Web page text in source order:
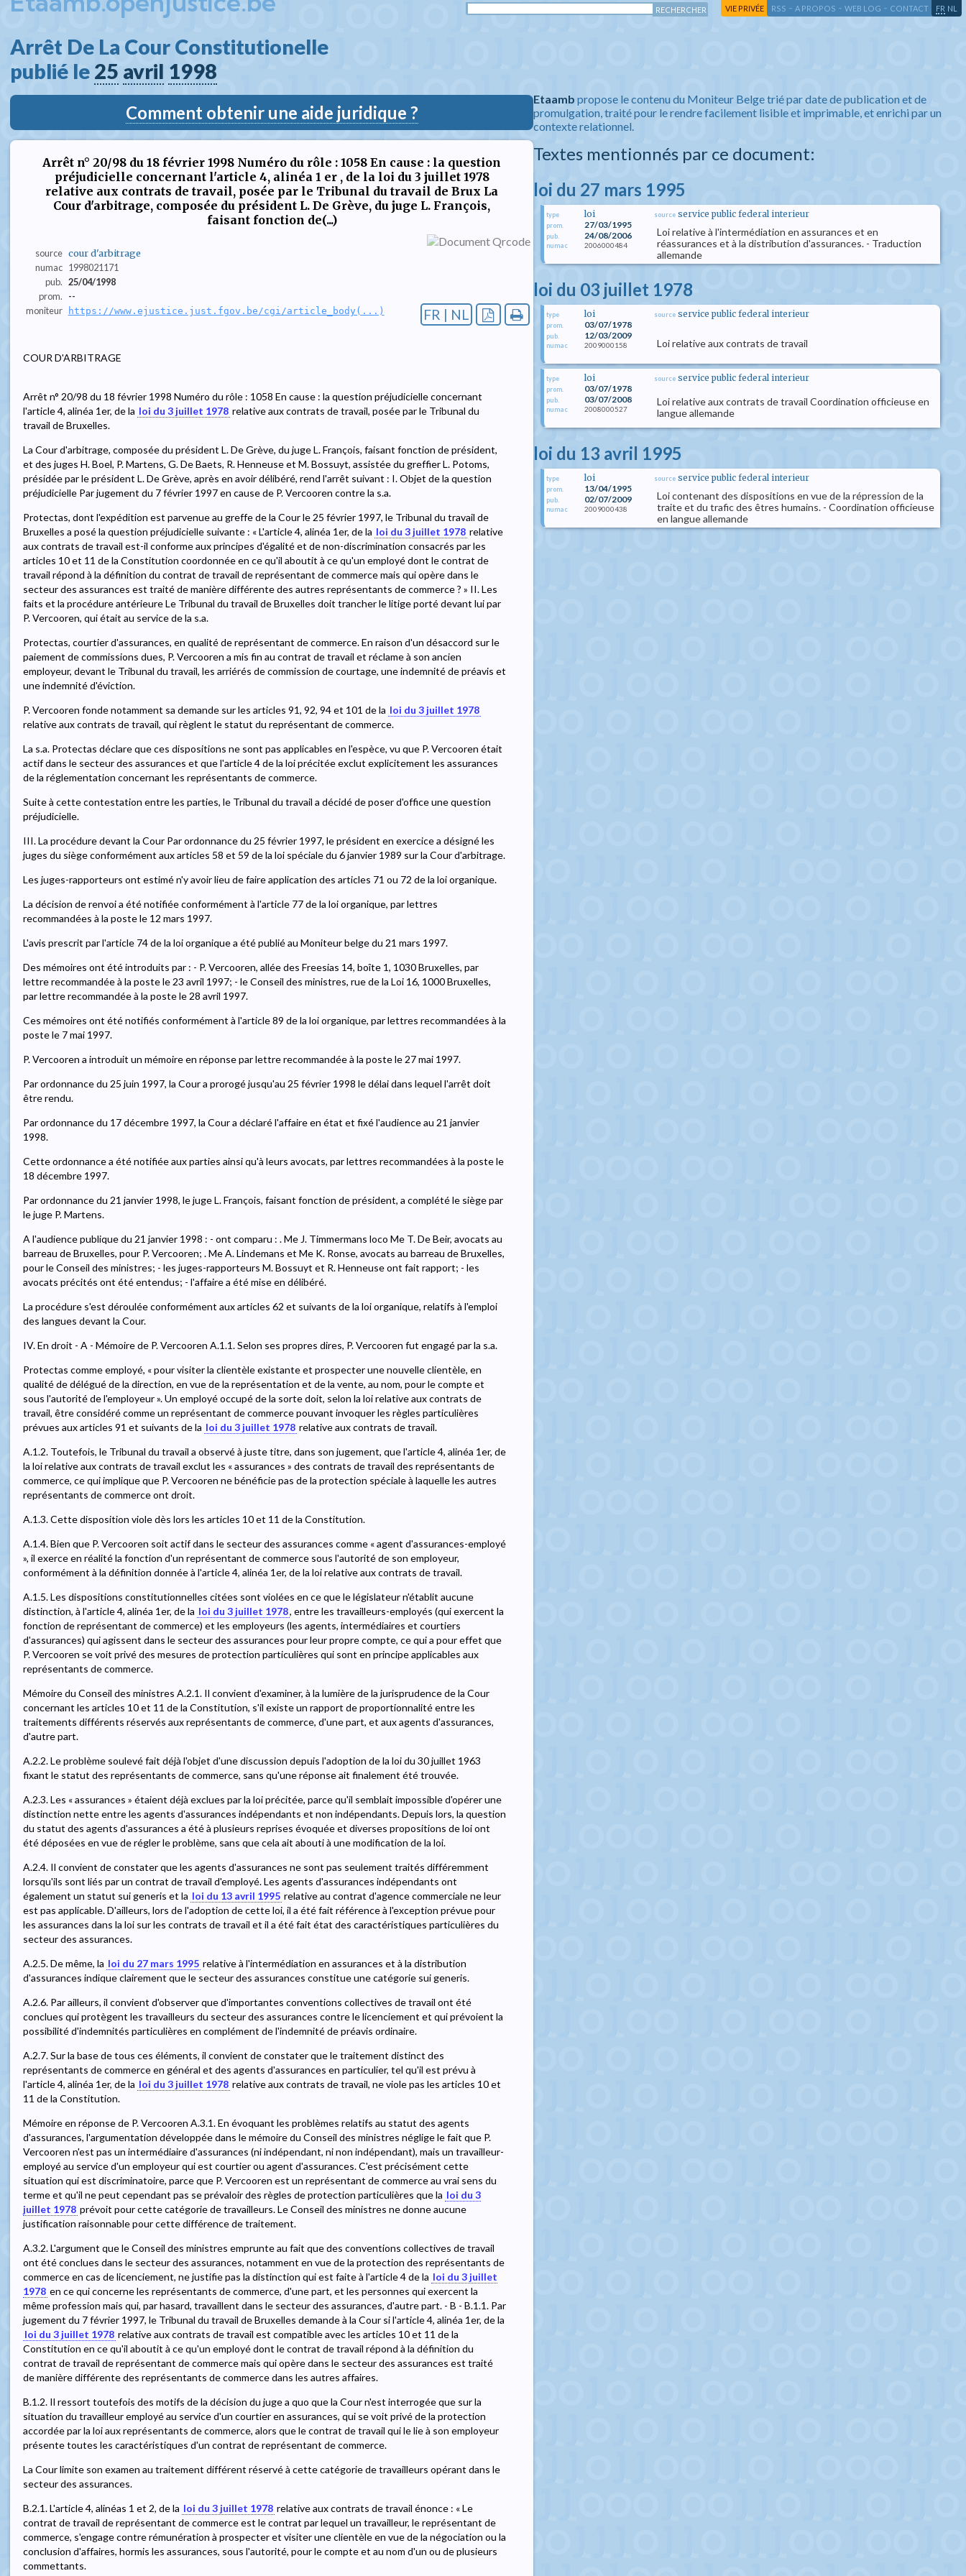
VIE PRIVÉE RSS - A PROPOS - WEB LOG - CONTACT FR NL
Arrêt De La Cour Constitutionelle
publié le 25 avril 1998
Comment obtenir une aide juridique ?
Arrêt n° 20/98 du 18 février 1998 Numéro du rôle : 1058 En cause : la question
préjudicielle concernant l'article 4, alinéa 1 er , de la loi du 3 juillet 1978
relative aux contrats de travail, posée par le Tribunal du travail de Brux La
Cour d'arbitrage, composée du président L. De Grève, du juge L. François,
faisant fonction de(...)
source cour d'arbitrage
numac 1998021171
pub. 25/04/1998
prom.
--
moniteur
https://www.ejustice.just.fgov.be/cgi/article_body(...) FR | NL
COUR D'ARBITRAGE
Arrêt n° 20/98 du 18 février 1998 Numéro du rôle : 1058 En cause : la question préjudicielle concernant
l'article 4, alinéa 1er, de la loi du 3 juillet 1978 relative aux contrats de travail, posée par le Tribunal du
travail de Bruxelles.
La Cour d'arbitrage, composée du président L. De Grève, du juge L. François, faisant fonction de président,
et des juges H. Boel, P. Martens, G. De Baets, R. Henneuse et M. Bossuyt, assistée du greffier L. Potoms,
présidée par le président L. De Grève, après en avoir délibéré, rend l'arrêt suivant : I. Objet de la question
préjudicielle Par jugement du 7 février 1997 en cause de P. Vercooren contre la s.a.
Protectas, dont l'expédition est parvenue au greffe de la Cour le 25 février 1997, le Tribunal du travail de
Bruxelles a posé la question préjudicielle suivante : « L'article 4, alinéa 1er, de la loi du 3 juillet 1978 relative
aux contrats de travail est-il conforme aux principes d'égalité et de non-discrimination consacrés par les
articles 10 et 11 de la Constitution coordonnée en ce qu'il aboutit à ce qu'un employé dont le contrat de
travail répond à la définition du contrat de travail de représentant de commerce mais qui opère dans le
secteur des assurances est traité de manière différente des autres représentants de commerce ? » II. Les
faits et la procédure antérieure Le Tribunal du travail de Bruxelles doit trancher le litige porté devant lui par
P. Vercooren, qui était au service de la s.a.
Protectas, courtier d'assurances, en qualité de représentant de commerce. En raison d'un désaccord sur le
paiement de commissions dues, P. Vercooren a mis fin au contrat de travail et réclame à son ancien
employeur, devant le Tribunal du travail, les arriérés de commission de courtage, une indemnité de préavis et
une indemnité d'éviction.
P. Vercooren fonde notamment sa demande sur les articles 91, 92, 94 et 101 de la loi du 3 juillet 1978
relative aux contrats de travail, qui règlent le statut du représentant de commerce.
La s.a. Protectas déclare que ces dispositions ne sont pas applicables en l'espèce, vu que P. Vercooren était
actif dans le secteur des assurances et que l'article 4 de la loi précitée exclut explicitement les assurances
de la réglementation concernant les représentants de commerce.
Suite à cette contestation entre les parties, le Tribunal du travail a décidé de poser d'office une question
préjudicielle.
III. La procédure devant la Cour Par ordonnance du 25 février 1997, le président en exercice a désigné les
juges du siège conformément aux articles 58 et 59 de la loi spéciale du 6 janvier 1989 sur la Cour d'arbitrage.
Les juges-rapporteurs ont estimé n'y avoir lieu de faire application des articles 71 ou 72 de la loi organique.
La décision de renvoi a été notifiée conformément à l'article 77 de la loi organique, par lettres
recommandées à la poste le 12 mars 1997.
L'avis prescrit par l'article 74 de la loi organique a été publié au Moniteur belge du 21 mars 1997.
Des mémoires ont été introduits par : - P. Vercooren, allée des Freesias 14, boîte 1, 1030 Bruxelles, par
lettre recommandée à la poste le 23 avril 1997; - le Conseil des ministres, rue de la Loi 16, 1000 Bruxelles,
par lettre recommandée à la poste le 28 avril 1997.
Ces mémoires ont été notifiés conformément à l'article 89 de la loi organique, par lettres recommandées à la
poste le 7 mai 1997.
P. Vercooren a introduit un mémoire en réponse par lettre recommandée à la poste le 27 mai 1997.
Par ordonnance du 25 juin 1997, la Cour a prorogé jusqu'au 25 février 1998 le délai dans lequel l'arrêt doit
être rendu.
Par ordonnance du 17 décembre 1997, la Cour a déclaré l'affaire en état et fixé l'audience au 21 janvier
1998.
Cette ordonnance a été notifiée aux parties ainsi qu'à leurs avocats, par lettres recommandées à la poste le
18 décembre 1997.
Par ordonnance du 21 janvier 1998, le juge L. François, faisant fonction de président, a complété le siège par
le juge P. Martens.
A l'audience publique du 21 janvier 1998 : - ont comparu : . Me J. Timmermans loco Me T. De Beir, avocats au
barreau de Bruxelles, pour P. Vercooren; . Me A. Lindemans et Me K. Ronse, avocats au barreau de Bruxelles,
pour le Conseil des ministres; - les juges-rapporteurs M. Bossuyt et R. Henneuse ont fait rapport; - les
avocats précités ont été entendus; - l'affaire a été mise en délibéré.
La procédure s'est déroulée conformément aux articles 62 et suivants de la loi organique, relatifs à l'emploi
des langues devant la Cour.
IV. En droit - A - Mémoire de P. Vercooren A.1.1. Selon ses propres dires, P. Vercooren fut engagé par la s.a.
Protectas comme employé, « pour visiter la clientèle existante et prospecter une nouvelle clientèle, en
qualité de délégué de la direction, en vue de la représentation et de la vente, au nom, pour le compte et
sous l'autorité de l'employeur ». Un employé occupé de la sorte doit, selon la loi relative aux contrats de
travail, être considéré comme un représentant de commerce pouvant invoquer les règles particulières
prévues aux articles 91 et suivants de la loi du 3 juillet 1978 relative aux contrats de travail.
A.1.2. Toutefois, le Tribunal du travail a observé à juste titre, dans son jugement, que l'article 4, alinéa 1er, de
la loi relative aux contrats de travail exclut les « assurances » des contrats de travail des représentants de
commerce, ce qui implique que P. Vercooren ne bénéficie pas de la protection spéciale à laquelle les autres
représentants de commerce ont droit.
A.1.3. Cette disposition viole dès lors les articles 10 et 11 de la Constitution.
A.1.4. Bien que P. Vercooren soit actif dans le secteur des assurances comme « agent d'assurances-employé
», il exerce en réalité la fonction d'un représentant de commerce sous l'autorité de son employeur,
conformément à la définition donnée à l'article 4, alinéa 1er, de la loi relative aux contrats de travail.
A.1.5. Les dispositions constitutionnelles citées sont violées en ce que le législateur n'établit aucune
distinction, à l'article 4, alinéa 1er, de la loi du 3 juillet 1978, entre les travailleurs-employés (qui exercent la
fonction de représentant de commerce) et les employeurs (les agents, intermédiaires et courtiers
d'assurances) qui agissent dans le secteur des assurances pour leur propre compte, ce qui a pour effet que
P. Vercooren se voit privé des mesures de protection particulières qui sont en principe applicables aux
représentants de commerce.
Mémoire du Conseil des ministres A.2.1. Il convient d'examiner, à la lumière de la jurisprudence de la Cour
concernant les articles 10 et 11 de la Constitution, s'il existe un rapport de proportionnalité entre les
traitements différents réservés aux représentants de commerce, d'une part, et aux agents d'assurances,
d'autre part.
A.2.2. Le problème soulevé fait déjà l'objet d'une discussion depuis l'adoption de la loi du 30 juillet 1963
fixant le statut des représentants de commerce, sans qu'une réponse ait finalement été trouvée.
A.2.3. Les « assurances » étaient déjà exclues par la loi précitée, parce qu'il semblait impossible d'opérer une
distinction nette entre les agents d'assurances indépendants et non indépendants. Depuis lors, la question
du statut des agents d'assurances a été à plusieurs reprises évoquée et diverses propositions de loi ont
été déposées en vue de régler le problème, sans que cela ait abouti à une modification de la loi.
A.2.4. Il convient de constater que les agents d'assurances ne sont pas seulement traités différemment
lorsqu'ils sont liés par un contrat de travail d'employé. Les agents d'assurances indépendants ont
également un statut sui generis et la loi du 13 avril 1995 relative au contrat d'agence commerciale ne leur
est pas applicable. D'ailleurs, lors de l'adoption de cette loi, il a été fait référence à l'exception prévue pour
les assurances dans la loi sur les contrats de travail et il a été fait état des caractéristiques particulières du
secteur des assurances.
A.2.5. De même, la loi du 27 mars 1995 relative à l'intermédiation en assurances et à la distribution
d'assurances indique clairement que le secteur des assurances constitue une catégorie sui generis.
A.2.6. Par ailleurs, il convient d'observer que d'importantes conventions collectives de travail ont été
conclues qui protègent les travailleurs du secteur des assurances contre le licenciement et qui prévoient la
possibilité d'indemnités particulières en complément de l'indemnité de préavis ordinaire.
A.2.7. Sur la base de tous ces éléments, il convient de constater que le traitement distinct des
représentants de commerce en général et des agents d'assurances en particulier, tel qu'il est prévu à
l'article 4, alinéa 1er, de la loi du 3 juillet 1978 relative aux contrats de travail, ne viole pas les articles 10 et
11 de la Constitution.
Mémoire en réponse de P. Vercooren A.3.1. En évoquant les problèmes relatifs au statut des agents
d'assurances, l'argumentation développée dans le mémoire du Conseil des ministres néglige le fait que P.
Vercooren n'est pas un intermédiaire d'assurances (ni indépendant, ni non indépendant), mais un travailleur-
employé au service d'un employeur qui est courtier ou agent d'assurances. C'est précisément cette
situation qui est discriminatoire, parce que P. Vercooren est un représentant de commerce au vrai sens du
terme et qu'il ne peut cependant pas se prévaloir des règles de protection particulières que la loi du 3
juillet 1978 prévoit pour cette catégorie de travailleurs. Le Conseil des ministres ne donne aucune
justification raisonnable pour cette différence de traitement.
A.3.2. L'argument que le Conseil des ministres emprunte au fait que des conventions collectives de travail
ont été conclues dans le secteur des assurances, notamment en vue de la protection des représentants de
commerce en cas de licenciement, ne justifie pas la distinction qui est faite à l'article 4 de la loi du 3 juillet
1978 en ce qui concerne les représentants de commerce, d'une part, et les personnes qui exercent la
même profession mais qui, par hasard, travaillent dans le secteur des assurances, d'autre part. - B - B.1.1. Par
jugement du 7 février 1997, le Tribunal du travail de Bruxelles demande à la Cour si l'article 4, alinéa 1er, de la
loi du 3 juillet 1978 relative aux contrats de travail est compatible avec les articles 10 et 11 de la
Constitution en ce qu'il aboutit à ce qu'un employé dont le contrat de travail répond à la définition du
contrat de travail de représentant de commerce mais qui opère dans le secteur des assurances est traité
de manière différente des représentants de commerce dans les autres affaires.
B.1.2. Il ressort toutefois des motifs de la décision du juge a quo que la Cour n'est interrogée que sur la
situation du travailleur employé au service d'un courtier en assurances, qui se voit privé de la protection
accordée par la loi aux représentants de commerce, alors que le contrat de travail qui le lie à son employeur
présente toutes les caractéristiques d'un contrat de représentant de commerce.
La Cour limite son examen au traitement différent réservé à cette catégorie de travailleurs opérant dans le
secteur des assurances.
B.2.1. L'article 4, alinéas 1 et 2, de la loi du 3 juillet 1978 relative aux contrats de travail énonce : « Le
contrat de travail de représentant de commerce est le contrat par lequel un travailleur, le représentant de
commerce, s'engage contre rémunération à prospecter et visiter une clientèle en vue de la négociation ou la
conclusion d'affaires, hormis les assurances, sous l'autorité, pour le compte et au nom d'un ou de plusieurs
commettants.
Etaamb propose le contenu du Moniteur Belge trié par date de publication et de
promulgation, traité pour le rendre facilement lisible et imprimable, et enrichi par un
contexte relationnel.
Textes mentionnés par ce document:
loi du 27 mars 1995
type loi
prom. 27/03/1995
pub. 24/08/2006
numac 2006000484
source service public federal interieur
Loi relative à l'intermédiation en assurances et en
réassurances et à la distribution d'assurances. - Traduction
allemande
loi du 03 juillet 1978
type loi
prom. 03/07/1978
pub. 12/03/2009
numac 2009000158
source service public federal interieur
Loi relative aux contrats de travail
type loi
prom. 03/07/1978
pub. 03/07/2008
numac 2008000527
source service public federal interieur
Loi relative aux contrats de travail Coordination officieuse en
langue allemande
loi du 13 avril 1995
type loi
prom. 13/04/1995
pub. 02/07/2009
numac 2009000438
source service public federal interieur
Loi contenant des dispositions en vue de la répression de la
traite et du trafic des êtres humains. - Coordination officieuse
en langue allemande